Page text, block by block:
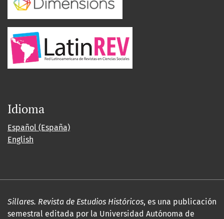
Idioma
Español (España)
English
Sillares. Revista de Estudios Históricos, es una publicación
semestral editada por la Universidad Autónoma de